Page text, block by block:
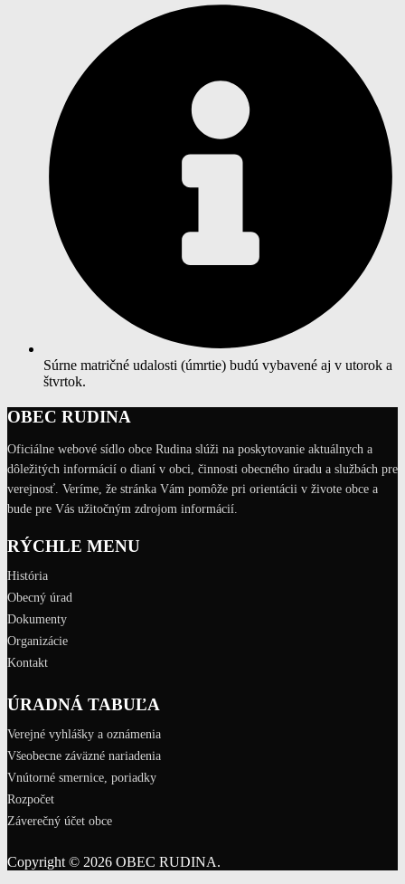
Súrne matričné udalosti (úmrtie) budú vybavené aj v utorok a
štvrtok.
OBEC RUDINA
Oficiálne webové sídlo obce Rudina slúži na poskytovanie aktuálnych a
dôležitých informácií o dianí v obci, činnosti obecného úradu a službách pre
verejnosť. Veríme, že stránka Vám pomôže pri orientácii v živote obce a
bude pre Vás užitočným zdrojom informácií.
RÝCHLE MENU
História
Obecný úrad
Dokumenty
Organizácie
Kontakt
ÚRADNÁ TABUĽA
Verejné vyhlášky a oznámenia
Všeobecne záväzné nariadenia
Vnútorné smernice, poriadky
Rozpočet
Záverečný účet obce
Copyright © 2026 OBEC RUDINA.